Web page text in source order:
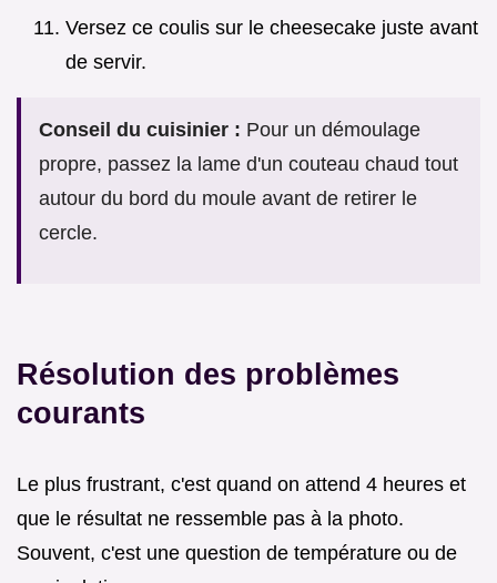
Versez ce coulis sur le cheesecake juste avant
de servir.
Conseil du cuisinier : Pour un démoulage
propre, passez la lame d'un couteau chaud tout
autour du bord du moule avant de retirer le
cercle.
Résolution des problèmes
courants
Le plus frustrant, c'est quand on attend 4 heures et
que le résultat ne ressemble pas à la photo.
Souvent, c'est une question de température ou de